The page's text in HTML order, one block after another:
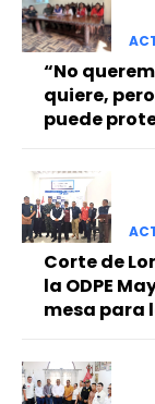
“No
quiere,
puede
Corte de
la ODPE
mesa para